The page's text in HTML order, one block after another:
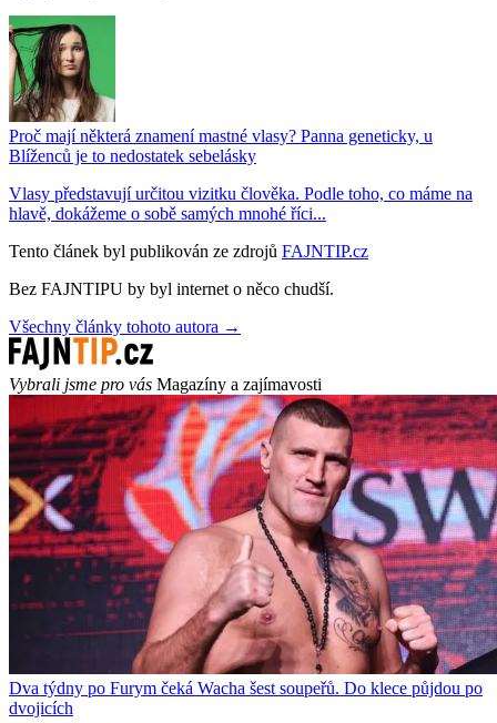
Proč mají některá znamení mastné vlasy? Panna geneticky, u
Blíženců je to nedostatek sebelásky
Vlasy představují určitou vizitku člověka. Podle toho, co máme na
hlavě, dokážeme o sobě samých mnohé říci...
Tento článek byl publikován ze zdrojů FAJNTIP.cz
Bez FAJNTIPU by byl internet o něco chudší.
Všechny články tohoto autora →
Vybrali jsme pro vás Magazíny a zajímavosti
Dva týdny po Furym čeká Wacha šest soupeřů. Do klece půjdou po
dvojicích